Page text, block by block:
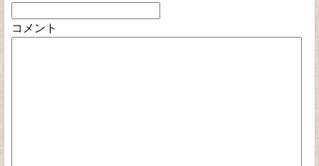
コメント